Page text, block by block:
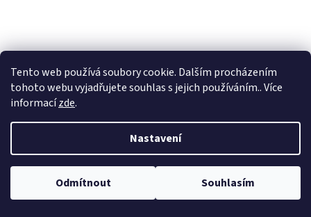
Tento web používá soubory cookie. Dalším procházením
tohoto webu vyjadřujete souhlas s jejich používáním.. Více
informacízde.
Nastavení
Odmítnout Souhlasím
KORDA Závěsky Safe Zone Lead Clips 10ks